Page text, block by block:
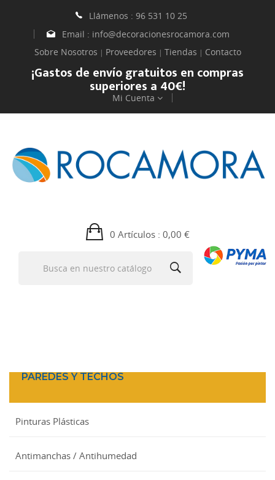
Llámenos : 96 531 10 25
Email : info@decoracionesrocamora.com
Sobre Nosotros | Proveedores | Tiendas | Contacto
¡Gastos de envío gratuitos en compras
superiores a 40€!
Mi Cuenta
0 Artículos: 0,00 €
PAREDES Y TECHOS
Pinturas Plásticas
Antimanchas / Antihumedad